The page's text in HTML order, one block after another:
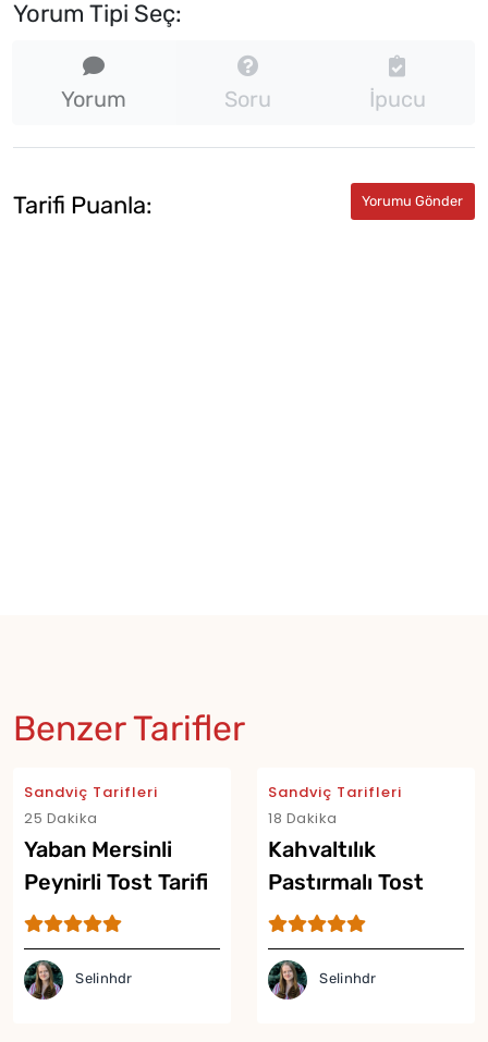
Yorum Tipi Seç:
Yorum Soru İpucu
Tarifi Puanla:
Benzer Tarifler
Sandviç Tarifleri
25 Dakika
Yaban Mersinli
Peynirli Tost Tarifi
Selinhdr
Sandviç Tarifleri
18 Dakika
Kahvaltılık
Pastırmalı Tost
Tarifi
Selinhdr